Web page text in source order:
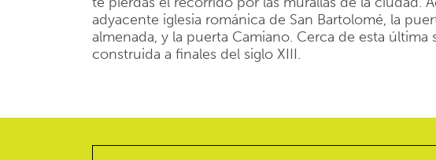
adyacente iglesia románica de San Bartolomé, la
almenada, y la puerta Camiano. Cerca de esta última
construida a finales del siglo XIII.